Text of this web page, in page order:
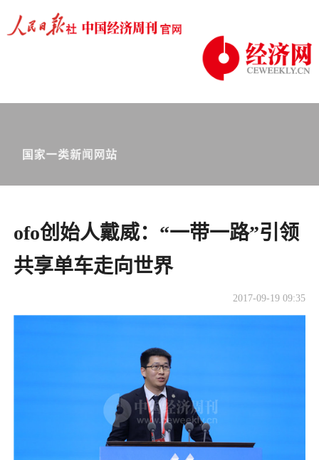
ofo创始人戴威：“一带一路”引领
共享单车走向世界
2017-09-19 09:35